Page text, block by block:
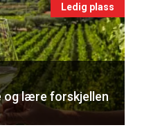
Ledig plass
og lære forskjellen